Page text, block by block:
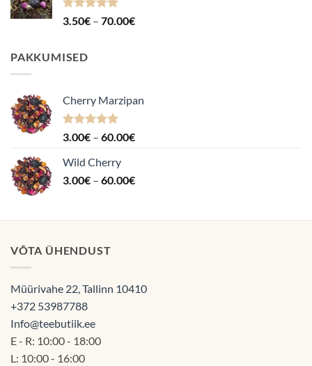
Hinnanguga
3.50€ – 70.00€Hinnavahemik:
PAKKUMISED
Cherry Marzipan
Hinnanguga
3.00€ – 60.00€Hinnavahemik:
60.00€
Wild Cherry
3.00€ – 60.00€Hinnavahemik:
60.00€
VÕTA ÜHENDUST
Müürivahe 22, Tallinn 10410
+372 53987788
Info@teebutiik.ee
E - R: 10:00 - 18:00
L: 10:00 - 16:00